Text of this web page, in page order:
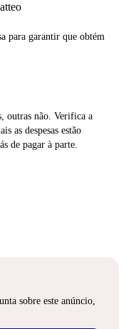
para garantir que obtém
outras não. Verifica a
as despesas estão
de pagar à parte.
sobre este anúncio,